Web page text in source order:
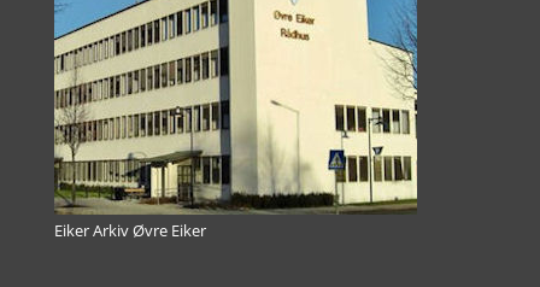
Eiker Arkiv Øvre Eiker